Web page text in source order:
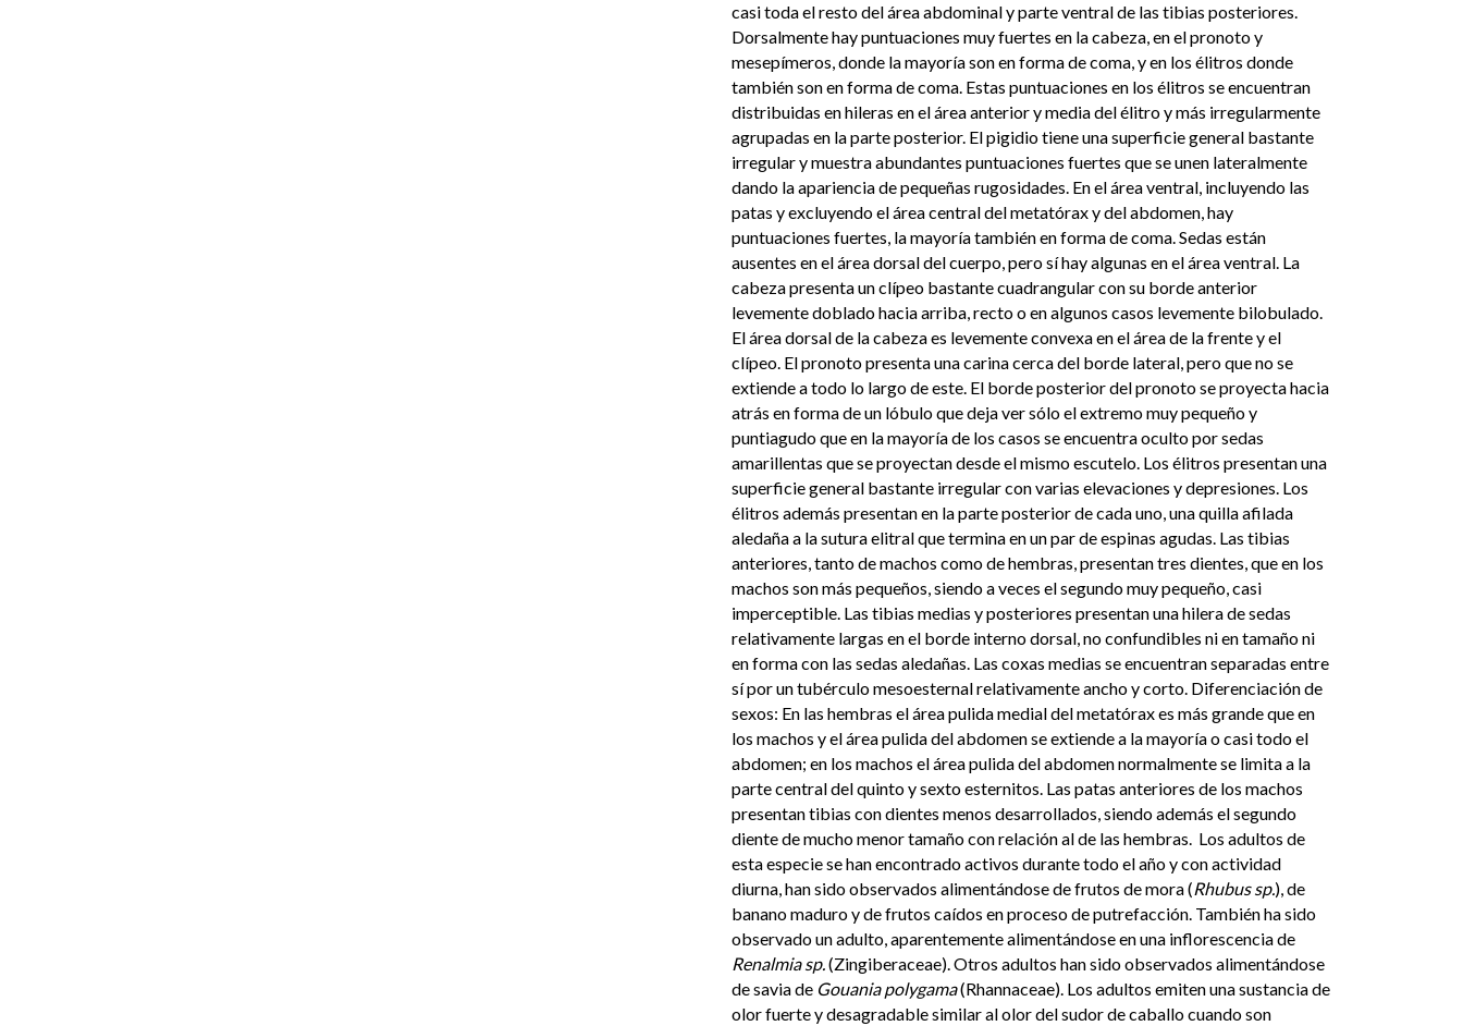
casi toda el resto del área abdominal y parte ventral de las tibias posteriores.
Dorsalmente hay puntuaciones muy fuertes en la cabeza, en el pronoto y
mesepímeros, donde la mayoría son en forma de coma, y en los élitros donde
también son en forma de coma. Estas puntuaciones en los élitros se encuentran
distribuidas en hileras en el área anterior y media del élitro y más irregularmente
agrupadas en la parte posterior. El pigidio tiene una superficie general bastante
irregular y muestra abundantes puntuaciones fuertes que se unen lateralmente
dando la apariencia de pequeñas rugosidades. En el área ventral, incluyendo las
patas y excluyendo el área central del metatórax y del abdomen, hay
puntuaciones fuertes, la mayoría también en forma de coma. Sedas están
ausentes en el área dorsal del cuerpo, pero sí hay algunas en el área ventral. La
cabeza presenta un clípeo bastante cuadrangular con su borde anterior
levemente doblado hacia arriba, recto o en algunos casos levemente bilobulado.
El área dorsal de la cabeza es levemente convexa en el área de la frente y el
clípeo. El pronoto presenta una carina cerca del borde lateral, pero que no se
extiende a todo lo largo de este. El borde posterior del pronoto se proyecta hacia
atrás en forma de un lóbulo que deja ver sólo el extremo muy pequeño y
puntiagudo que en la mayoría de los casos se encuentra oculto por sedas
amarillentas que se proyectan desde el mismo escutelo. Los élitros presentan una
superficie general bastante irregular con varias elevaciones y depresiones. Los
élitros además presentan en la parte posterior de cada uno, una quilla afilada
aledaña a la sutura elitral que termina en un par de espinas agudas. Las tibias
anteriores, tanto de machos como de hembras, presentan tres dientes, que en los
machos son más pequeños, siendo a veces el segundo muy pequeño, casi
imperceptible. Las tibias medias y posteriores presentan una hilera de sedas
relativamente largas en el borde interno dorsal, no confundibles ni en tamaño ni
en forma con las sedas aledañas. Las coxas medias se encuentran separadas entre
sí por un tubérculo mesoesternal relativamente ancho y corto. Diferenciación de
sexos: En las hembras el área pulida medial del metatórax es más grande que en
los machos y el área pulida del abdomen se extiende a la mayoría o casi todo el
abdomen; en los machos el área pulida del abdomen normalmente se limita a la
parte central del quinto y sexto esternitos. Las patas anteriores de los machos
presentan tibias con dientes menos desarrollados, siendo además el segundo
diente de mucho menor tamaño con relación al de las hembras. Los adultos de
esta especie se han encontrado activos durante todo el año y con actividad
diurna, han sido observados alimentándose de frutos de mora (Rhubus sp.), de
banano maduro y de frutos caídos en proceso de putrefacción. También ha sido
observado un adulto, aparentemente alimentándose en una inflorescencia de
Renalmia sp.(Zingiberaceae). Otros adultos han sido observados alimentándose
de savia de Gouania polygama(Rhannaceae). Los adultos emiten una sustancia de
olor fuerte y desagradable similar al olor del sudor de caballo cuando son